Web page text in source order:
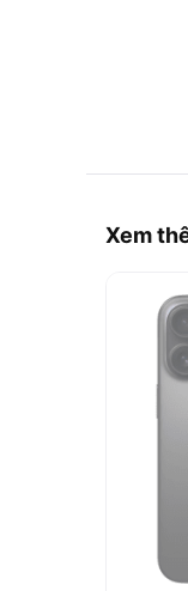
Xem